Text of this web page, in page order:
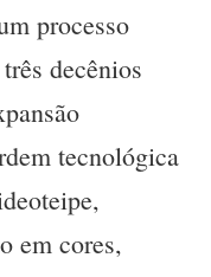
processo
decênios
tecnológica
em cores,